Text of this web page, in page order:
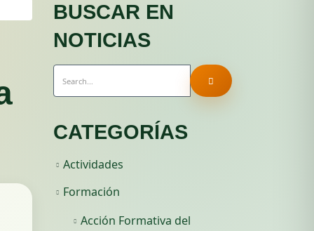
BUSCAR EN
NOTICIAS
CATEGORÍAS
Actividades
Formación
Acción Formativa del